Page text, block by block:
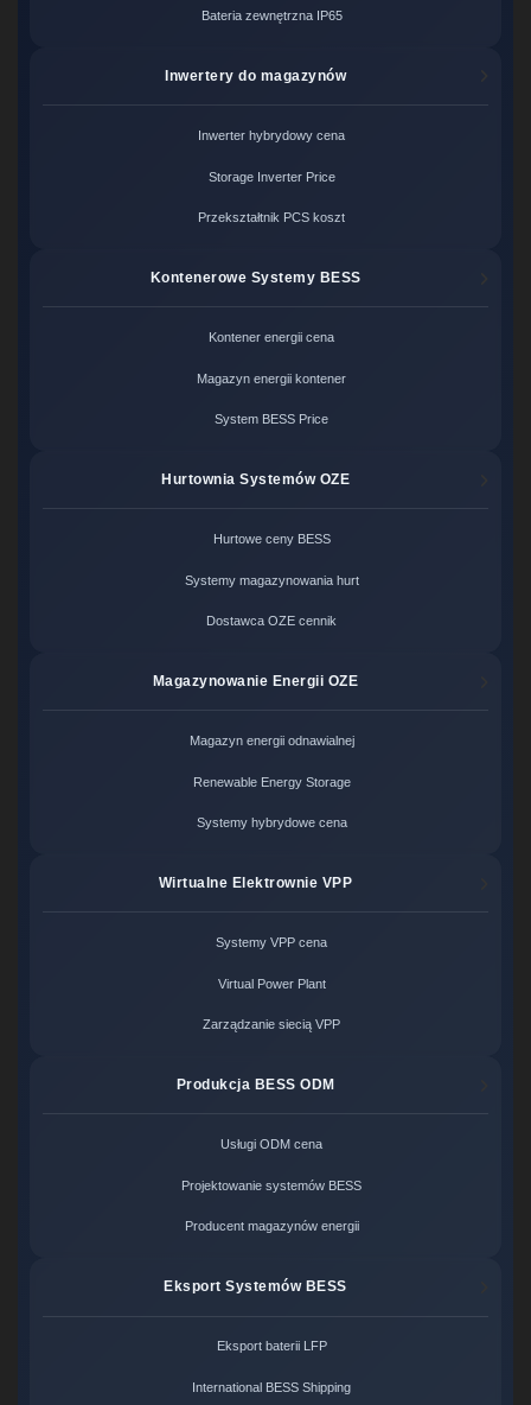
Bateria zewnętrzna IP65
Inwertery do magazynów
Inwerter hybrydowy cena
Storage Inverter Price
Przekształtnik PCS koszt
Kontenerowe Systemy BESS
Kontener energii cena
Magazyn energii kontener
System BESS Price
Hurtownia Systemów OZE
Hurtowe ceny BESS
Systemy magazynowania hurt
Dostawca OZE cennik
Magazynowanie Energii OZE
Magazyn energii odnawialnej
Renewable Energy Storage
Systemy hybrydowe cena
Wirtualne Elektrownie VPP
Systemy VPP cena
Virtual Power Plant
Zarządzanie siecią VPP
Produkcja BESS ODM
Usługi ODM cena
Projektowanie systemów BESS
Producent magazynów energii
Eksport Systemów BESS
Eksport baterii LFP
International BESS Shipping